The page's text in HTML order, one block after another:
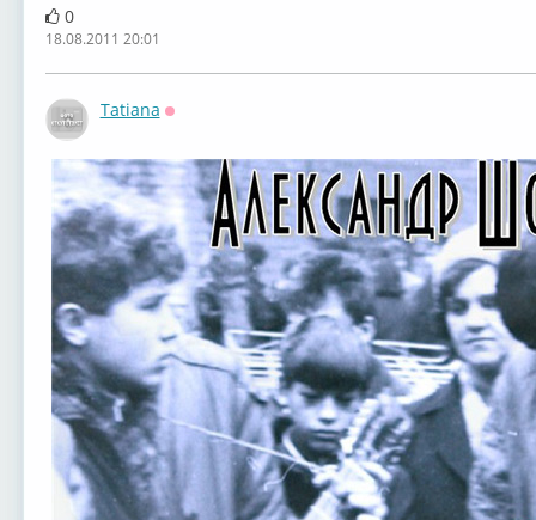
0
18.08.2011 20:01
Tatiana